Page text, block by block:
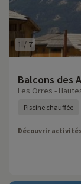
1 / 7
Balcons des
Les Orres -
Piscine chauffée
Découvrir